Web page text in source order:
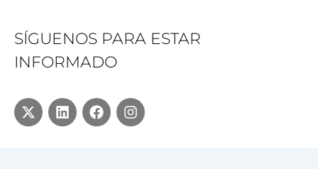
SÍGUENOS PARA ESTAR
INFORMADO